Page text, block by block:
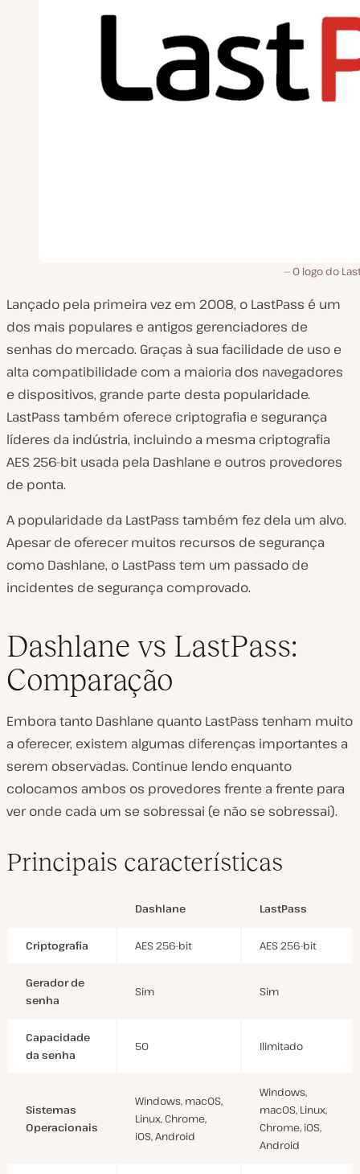
O logo do
Lançado pela primeira vez em 2008, o LastPass é um
dos mais populares e antigos gerenciadores de
senhas do mercado. Graças à sua facilidade de uso e
alta compatibilidade com a maioria dos navegadores
e dispositivos, grande parte desta popularidade.
LastPass também oferece criptografia e segurança
líderes da indústria, incluindo a mesma criptografia
AES 256-bit usada pela Dashlane e outros provedores
de ponta.
A popularidade da LastPass também fez dela um alvo.
Apesar de oferecer muitos recursos de segurança
como Dashlane, o LastPass tem um passado de
incidentes de segurança comprovado.
Dashlane vs LastPass:
Comparação
Embora tanto Dashlane quanto LastPass tenham muito
a oferecer, existem algumas diferenças importantes a
serem observadas. Continue lendo enquanto
colocamos ambos os provedores frente a frente para
ver onde cada um se sobressai (e não se sobressai).
Principais características
Dashlane LastPass
Criptografia AES 256-bit AES 256-bit
Gerador de
senha
Sim Sim
Capacidade
da senha
50 Ilimitado
Sistemas
Operacionais
Windows, macOS,
Linux, Chrome,
iOS, Android
Windows,
macOS, Linux,
Chrome, iOS,
Android